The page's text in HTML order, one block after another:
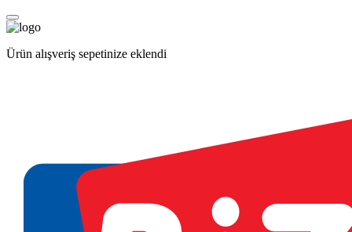
Ürün alışveriş sepetinize eklendi